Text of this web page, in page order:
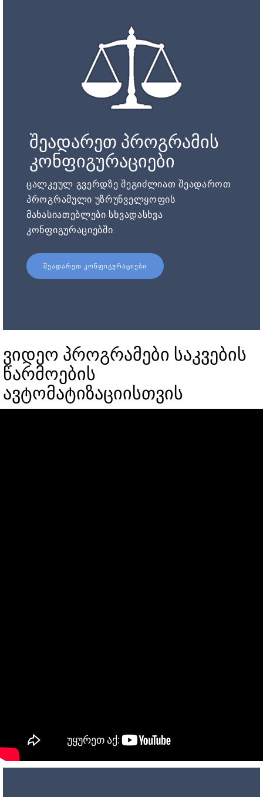
შეადარეთ პროგრამის
კონფიგურაციები
ცალკეულ გვერდზე შეგიძლიათ შეადაროთ
პროგრამული უზრუნველყოფის
მახასიათებლები სხვადასხვა
კონფიგურაციებში.
ᲨᲔᲐᲓᲐᲠᲔᲗ ᲙᲝᲜᲤᲘᲒᲣᲠᲐᲪᲘᲔᲑᲘ
ვიდეო პროგრამები საკვების
წარმოების
ავტომატიზაციისთვის